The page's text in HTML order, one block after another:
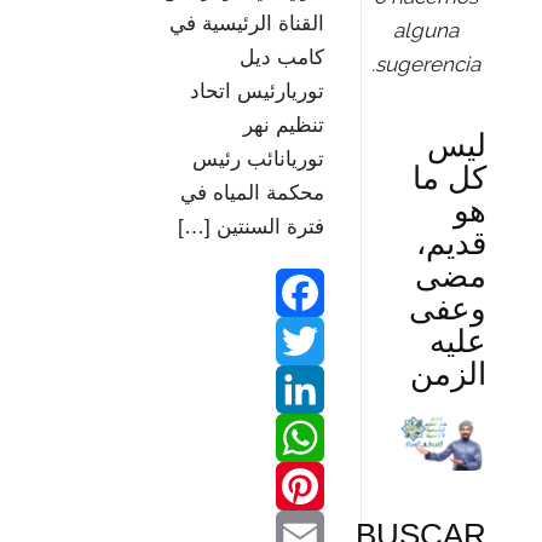
القناة الرئيسية في
كامب ديل
توريارئيس اتحاد
تنظيم نهر
توريانائب رئيس
محكمة المياه في
فترة السنتين […]
F
a
c
e
b
T
w
L
n
W
h
P
alguna
sugerencia.
ليس
كل ما
هو
قديم،
مضى
وعفى
عليه
الزمن
BUSCAR